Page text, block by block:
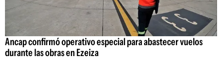
Ancap confirmó operativo especial para abastecer vuelos
durante las obras en Ezeiza